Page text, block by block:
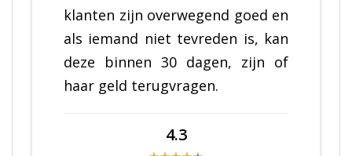
klanten zijn overwegend goed en
als iemand niet tevreden is, kan
deze binnen 30 dagen, zijn of
haar geld terugvragen.
4.3